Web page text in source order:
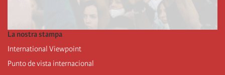
La nostra stampa
International Viewpoint
Punto de vista internacional